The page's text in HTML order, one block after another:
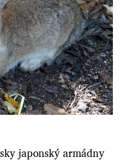
japonský armádny